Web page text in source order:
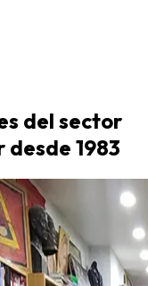
del sector
1983